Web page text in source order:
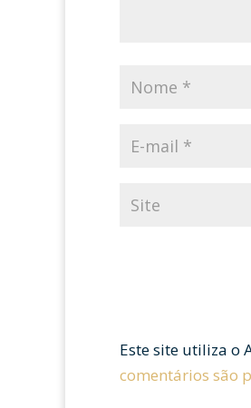
Este site utiliza o
comentários são